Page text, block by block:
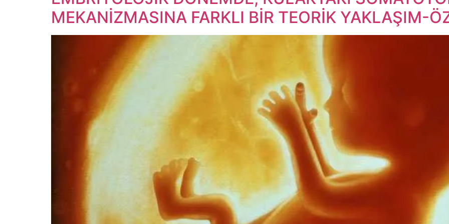
MEKANİZMASINA FARKLI BİR TEORİK YAKLAŞIM-